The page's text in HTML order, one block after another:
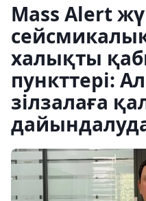
Mass Alert
халықты
пункттері:
зілзалаға